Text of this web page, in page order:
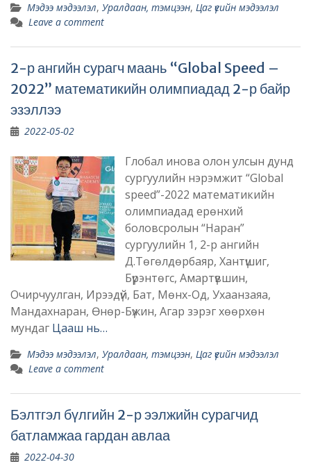
Мэдээ мэдээлэл, Уралдаан, тэмцээн, Цаг үеийн мэдээлэл
Leave a comment
2-р ангийн сурагч маань “Global Speed –
2022” математикийн олимпиадад 2-р байр
эзэллээ
2022-05-02
Глобал инова олон улсын дунд
сургуулийн нэрэмжит “Global
speed”-2022 математикийн
олимпиадад ерөнхий
боловсролын “Наран”
сургуулийн 1, 2-р ангийн
Д.Төгөлдөрбаяр, Хантүшиг,
Бүрэнтөгс, Амартүвшин,
Очирчуулган, Ирээдүй, Бат, Мөнх-Од, Ухаанзаяа,
Мандахнаран, Өнөр-Бүжин, Агар зэрэг хөөрхөн
мундаг Цааш нь…
Мэдээ мэдээлэл, Уралдаан, тэмцээн, Цаг үеийн мэдээлэл
Leave a comment
Бэлтгэл бүлгийн 2-р ээлжийн сурагчид
батламжаа гардан авлаа
2022-04-30